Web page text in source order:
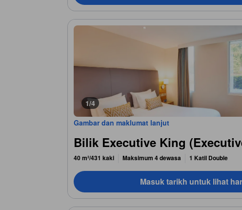
1/4
Gambar dan maklumat lanjut
Bilik Executive King
40 m²/431 kaki Maksimum 4 dewasa 1 Katil Double
Masuk tarikh untuk lihat